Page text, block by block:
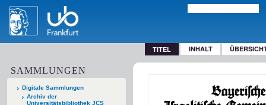
TITEL INHALT
SAMMLUNGEN
Digitale Sammlungen
Archiv der
Universitätsbibliothek JCS